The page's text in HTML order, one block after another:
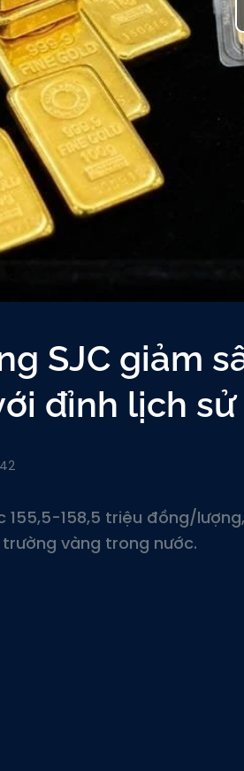
SJC giảm
đỉnh lịch sử
155,5-158,5 triệu đồng/
vàng trong nước.